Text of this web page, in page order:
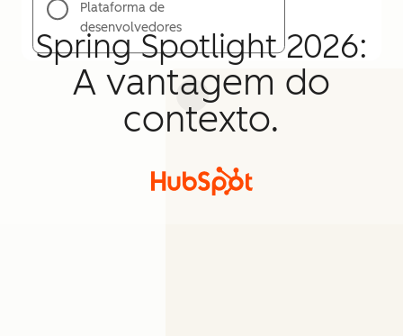
Spring Spotlight 2026:
A vantagem do
contexto.
Plataforma de
desenvolvedores